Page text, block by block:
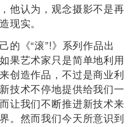
他认为，观念摄影不是再
现实。
《“滚”!》系列作品出
果艺术家只是简单地利用
创造作品，不过是商业利
技术不停地提供给我们一
让我们不断推进新技术来
。然而我们今天所意识到